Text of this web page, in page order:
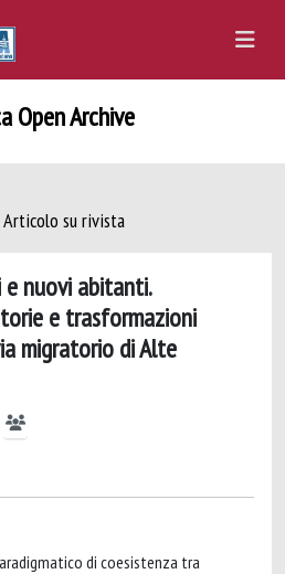
Open Archive
su rivista
e nuovi abitanti.
e trasformazioni
migratorio di Alte
di coesistenza tra